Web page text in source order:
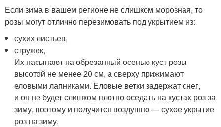
Если зима в вашем регионе не слишком морозная, то
розы могут отлично перезимовать под укрытием из:
сухих листьев,
стружек,
Их насыпают на обрезанный осенью куст розы
высотой не менее 20 см, а сверху прижимают
еловыми лапниками. Еловые ветки задержат снег,
и он не будет слишком плотно оседать на кустах роз за
зиму, поэтому и получится воздушно — сухое укрытие
роз на зиму.